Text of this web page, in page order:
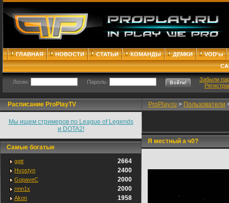
ГЛАВНАЯ НОВОСТИ СТАТЬИ КОМАНДЫ ДЕМКИ
VOD'ы
Логин: Пароль:
Забыли
Расписание ProPlayTV
Мы ищем стримеров по League of Legends
и DOTA2!
Самые богатые
ggtt 2664
Hvostyn 2400
GopaveC 2000
rmn1x 2000
Akon 1958
ProPlay.ru > Пользователи
Я местный а ч0?